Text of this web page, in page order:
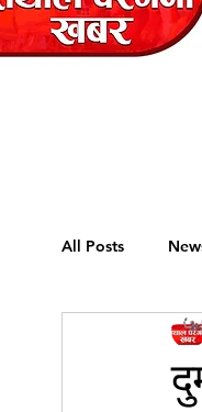
All Posts